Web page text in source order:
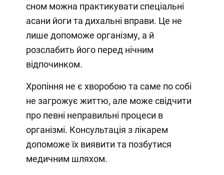
сном можна практикувати спеціальні
асани йоги та дихальні вправи. Це не
лише допоможе організму, а й
розслабить його перед нічним
відпочинком.
Хропіння не є хворобою та саме по собі
не загрожує життю, але може свідчити
про певні неправильні процеси в
організмі. Консультація з лікарем
допоможе їх виявити та позбутися
медичним шляхом.